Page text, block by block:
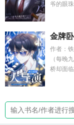
爷的眼
金牌
作者：
（每晚
桥却面